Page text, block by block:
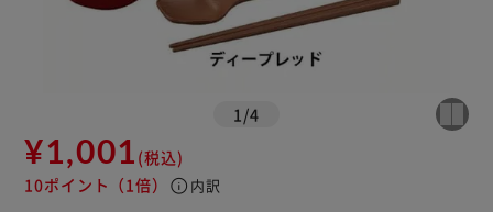
1 /4
¥1,001 (税込)
10ポイント （1倍） info 内訳